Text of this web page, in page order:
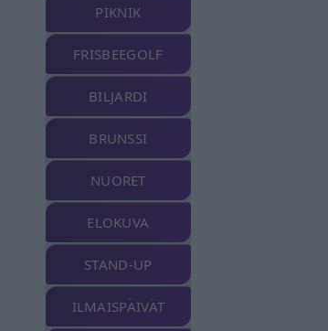
PIKNIK
FRISBEEGOLF
BILJARDI
BRUNSSI
NUORET
ELOKUVA
STAND-UP
ILMAISPÄIVÄT